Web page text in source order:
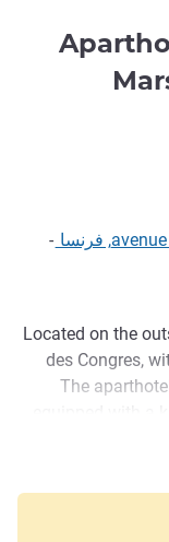
-
Located on the
des Congres,
The
with AC. The
transport
laundry, WIFI.